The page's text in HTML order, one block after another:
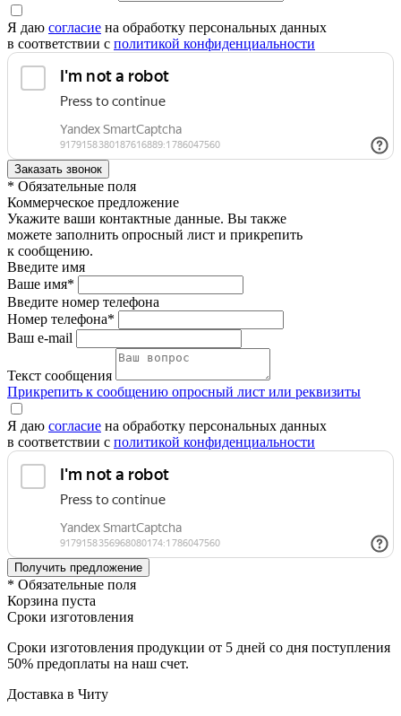
Я даю согласие на обработку персональных данных
в соответствии с политикой конфиденциальности
* Обязательные поля
Коммерческое предложение
Укажите ваши контактные данные. Вы также
можете заполнить опросный лист и прикрепить
к сообщению.
Введите имя
Ваше имя*
Введите номер телефона
Номер телефона*
Ваш e-mail
Текст сообщения
Прикрепить к сообщению опросный лист или реквизиты
Я даю согласие на обработку персональных данных
в соответствии с политикой конфиденциальности
* Обязательные поля
Корзина пуста
Сроки изготовления
Сроки изготовления продукции от 5 дней со дня поступления
50% предоплаты на наш счет.
Доставка в Читу